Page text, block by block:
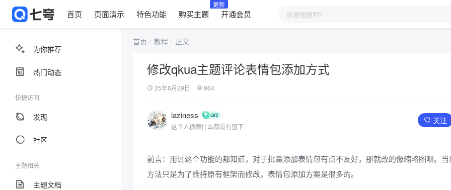
首页 页面演示 特色功能 购买主题
更新
开通会员
为你推荐
热门动态
快捷访问
发现
社区
主题相关
主题文档
首页 教程 正文
修改qkua主题评论表情包添加方式
25年6月29日 964
laziness
这个人很懒什么都没有留下
关注
前言：用过这个功能的都知道，对于批量添加表情包有点不友好，那就改的像缩略图呗。
方法只是为了维持原有框架而修改，表情包添加方案是很多的。